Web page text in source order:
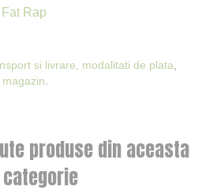
Rap
si livrare, modalitati de plata,
.
produse din aceasta
categorie